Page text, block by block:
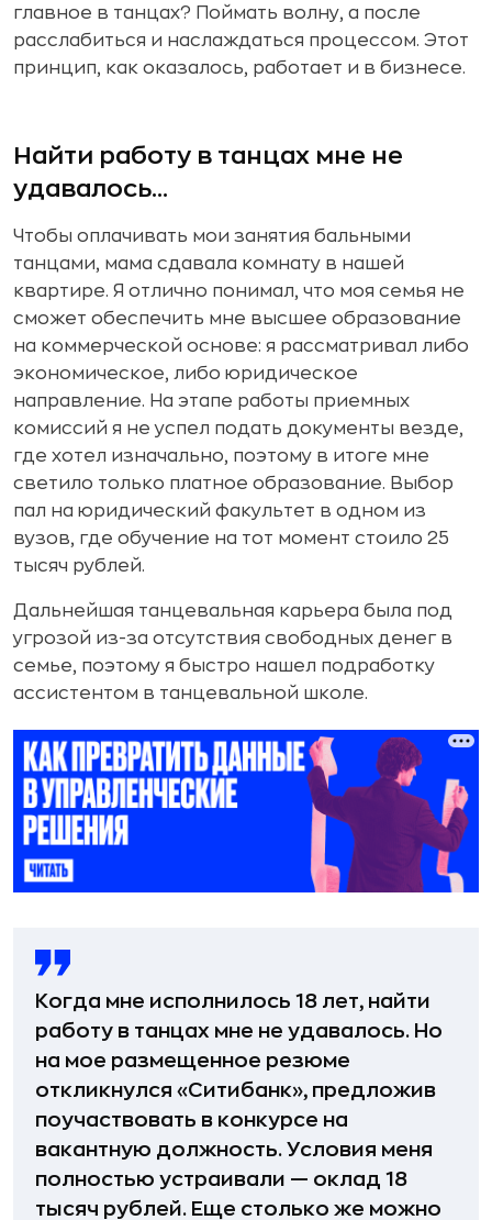
главное в танцах? Поймать волну, а после
расслабиться и наслаждаться процессом. Этот
принцип, как оказалось, работает и в бизнесе.
Найти работу в танцах мне не
удавалось...
Чтобы оплачивать мои занятия бальными
танцами, мама сдавала комнату в нашей
квартире. Я отлично понимал, что моя семья не
сможет обеспечить мне высшее образование
на коммерческой основе: я рассматривал либо
экономическое, либо юридическое
направление. На этапе работы приемных
комиссий я не успел подать документы везде,
где хотел изначально, поэтому в итоге мне
светило только платное образование. Выбор
пал на юридический факультет в одном из
вузов, где обучение на тот момент стоило 25
тысяч рублей.
Дальнейшая танцевальная карьера была под
угрозой из-за отсутствия свободных денег в
семье, поэтому я быстро нашел подработку
ассистентом в танцевальной школе.
Когда мне исполнилось 18 лет, найти
работу в танцах мне не удавалось. Но
на мое размещенное резюме
откликнулся «Ситибанк», предложив
поучаствовать в конкурсе на
вакантную должность. Условия меня
полностью устраивали — оклад 18
тысяч рублей. Еще столько же можно